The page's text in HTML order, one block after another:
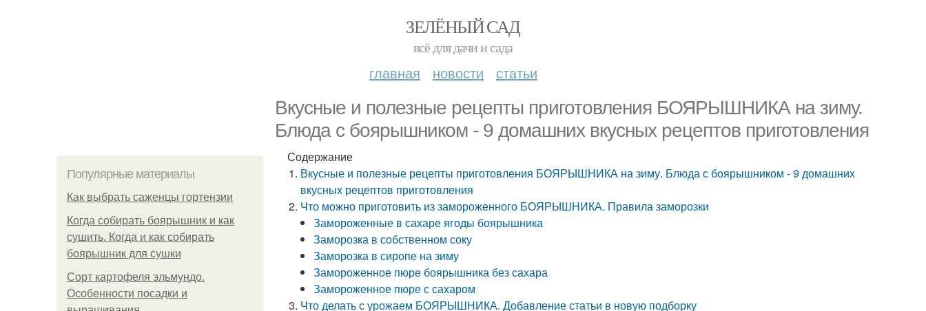
ЗЕЛЁНЫЙ САД
всё для дачи и сада
главная новости статьи
Вкусные и полезные рецепты приготовления БОЯРЫШНИКА на зиму.
Блюда с боярышником - 9 домашних вкусных рецептов приготовления
Популярные материалы
Как выбрать саженцы гортензии
Когда собирать боярышник и как
сушить. Когда и как собирать
боярышник для сушки
Сорт картофеля эльмундо.
Особенности посадки и
Содержание
Вкусные и полезные рецепты приготовления БОЯРЫШНИКА на зиму. Блюда с боярышником - 9 домашних
вкусных рецептов приготовления
Что можно приготовить из замороженного БОЯРЫШНИКА. Правила заморозки
Замороженные в сахаре ягоды боярышника
Заморозка в собственном соку
Заморозка в сиропе на зиму
Замороженное пюре боярышника без сахара
Замороженное пюре с сахаром
Что делать с урожаем БОЯРЫШНИКА. Добавление статьи в новую подборку